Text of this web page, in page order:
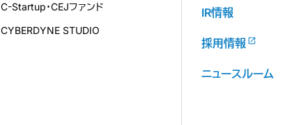
C-Startup・CEJファンド
CYBERDYNE STUDIO
IR情報
採用情報
ニュースルーム